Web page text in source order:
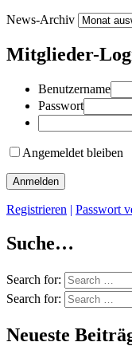
News-Archiv
Mitglieder-
Benutzername
Passwort
Angemeldet bleiben
Registrieren | Passwort
Suche…
Search for:
Search for:
Neueste